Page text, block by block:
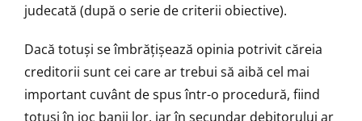
judecată (după o serie de criterii obiective).
Dacă totuși se îmbrățișează opinia potrivit căreia
creditorii sunt cei care ar trebui să aibă cel mai
important cuvânt de spus într-o procedură, fiind
totuși în joc banii lor, iar în secundar debitorului ar